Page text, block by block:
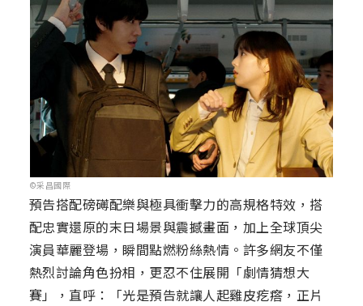
©采昌國際
預告搭配磅礡配樂與極具衝擊力的高規格特效，搭
配忠實還原的末日場景與震撼畫面，加上全球頂尖
演員華麗登場，瞬間點燃粉絲熱情。許多網友不僅
熱烈討論角色扮相，更忍不住展開「劇情猜想大
賽」，直呼：「光是預告就讓人起雞皮疙瘩，正片